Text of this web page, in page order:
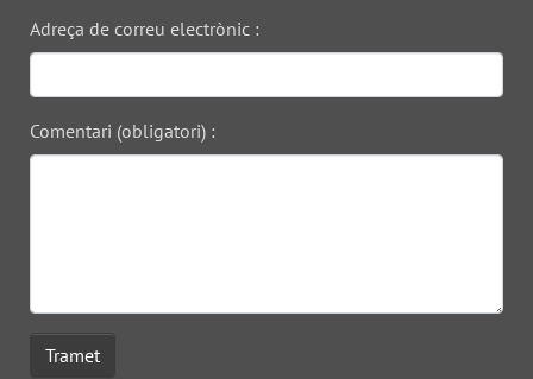
Adreça de correu electrònic :
Comentari (obligatori) :
Tramet